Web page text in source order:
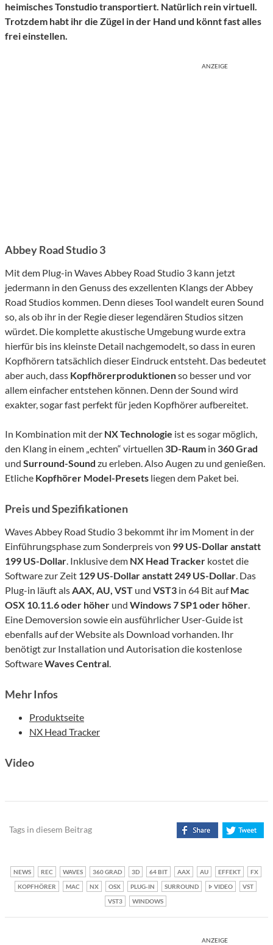
heimisches Tonstudio transportiert. Natürlich rein virtuell.
Trotzdem habt ihr die Zügel in der Hand und könnt fast alles
frei einstellen.
ANZEIGE
Abbey Road Studio 3
Mit dem Plug-in Waves Abbey Road Studio 3 kann jetzt
jedermann in den Genuss des exzellenten Klangs der Abbey
Road Studios kommen. Denn dieses Tool wandelt euren Sound
so, als ob ihr in der Regie dieser legendären Studios sitzen
würdet. Die komplette akustische Umgebung wurde extra
hierfür bis ins kleinste Detail nachgemodelt, so dass in euren
Kopfhörern tatsächlich dieser Eindruck entsteht. Das bedeutet
aber auch, dass Kopfhörerproduktionenso besser und vor
allem einfacher entstehen können. Denn der Sound wird
exakter, sogar fast perfekt für jeden Kopfhörer aufbereitet.
In Kombination mit der NX Technologie ist es sogar möglich,
den Klang in einem „echten“ virtuellen 3D-Raum in 360 Grad
und Surround-Sound zu erleben. Also Augen zu und genießen.
Etliche Kopfhörer Model-Presets liegen dem Paket bei.
Preis und Spezifikationen
Waves Abbey Road Studio 3 bekommt ihr im Moment in der
Einführungsphase zum Sonderpreis von 99 US-Dollar anstatt
199 US-Dollar. Inklusive dem NX Head Tracker kostet die
Software zur Zeit 129 US-Dollar anstatt 249 US-Dollar. Das
Plug-in läuft alsAAX, AU, VST und VST3 in 64 Bit aufMac
OSX 10.11.6 oder höher und Windows 7 SP1 oder höher.
Eine Demoversion sowie ein ausführlicher User-Guide ist
ebenfalls auf der Website als Download vorhanden. Ihr
benötigt zur Installation und Autorisation die kostenlose
SoftwareWaves Central.
Mehr Infos
Produktseite
NX Head Tracker
Video
Tags in diesem Beitrag
NEWS REC WAVES 360 GRAD 3D 64 BIT AAX AU EFFEKT
FX
KOPFHÖRER
MAC NX OSX PLUG-IN SURROUND VIDEO
VST
VST3
WINDOWS
ANZEIGE